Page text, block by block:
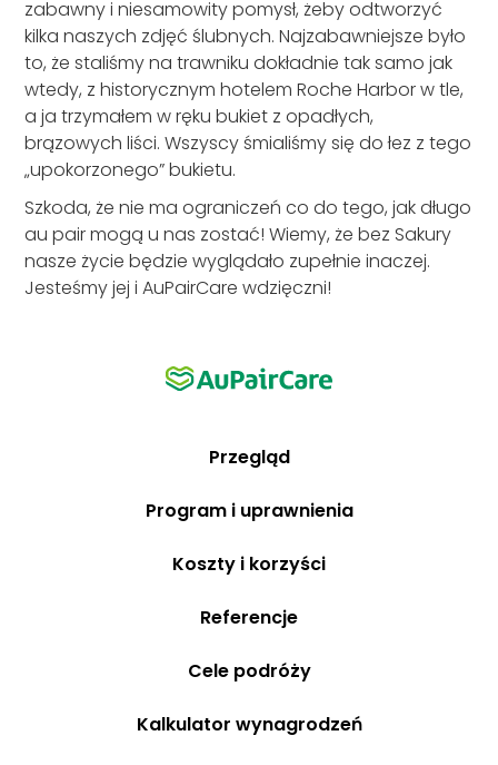
zabawny i niesamowity pomysł, żeby odtworzyć
kilka naszych zdjęć ślubnych. Najzabawniejsze było
to, że staliśmy na trawniku dokładnie tak samo jak
wtedy, z historycznym hotelem Roche Harbor w tle,
a ja trzymałem w ręku bukiet z opadłych,
brązowych liści. Wszyscy śmialiśmy się do łez z tego
„upokorzonego” bukietu.
Szkoda, że nie ma ograniczeń co do tego, jak długo
au pair mogą u nas zostać! Wiemy, że bez Sakury
nasze życie będzie wyglądało zupełnie inaczej.
Jesteśmy jej i AuPairCare wdzięczni!
Przegląd
Program i uprawnienia
Koszty i korzyści
Referencje
Cele podróży
Kalkulator wynagrodzeń